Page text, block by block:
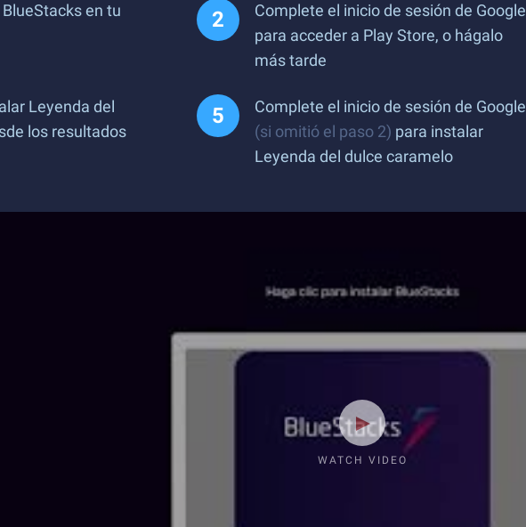
en tu
Complete el inicio de sesión de Google
para acceder a Play Store, o hágalo
más tarde
Leyenda del
los resultados
Complete el inicio de sesión de Google
(si omitió el paso 2) para instalar
Leyenda del dulce caramelo
WATCH VIDEO